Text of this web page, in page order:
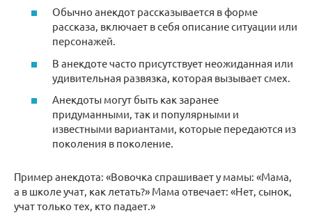
Обычно анекдот рассказывается в форме
рассказа, включает в себя описание ситуации или
персонажей.
В анекдоте часто присутствует неожиданная или
удивительная развязка, которая вызывает смех.
Анекдоты могут быть как заранее
придуманными, так и популярными и
известными вариантами, которые передаются из
поколения в поколение.
Пример анекдота: «Вовочка спрашивает у мамы: «Мама,
а в школе учат, как летать?» Мама отвечает: «Нет, сынок,
учат только тех, кто падает.»